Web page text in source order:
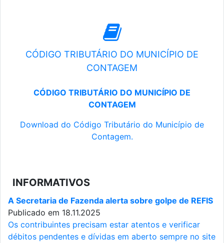
CÓDIGO TRIBUTÁRIO DO MUNICÍPIO DE
CONTAGEM
CÓDIGO TRIBUTÁRIO DO MUNICÍPIO DE
CONTAGEM
Download do Código Tributário do Município de
Contagem.
INFORMATIVOS
A Secretaria de Fazenda alerta sobre golpe de REFIS
Publicado em 18.11.2025
Os contribuintes precisam estar atentos e verificar
débitos pendentes e dívidas em aberto sempre no site